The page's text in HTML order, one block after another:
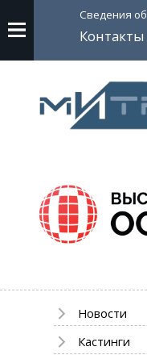
Сведения об
Контакты
Новости
Кастинги